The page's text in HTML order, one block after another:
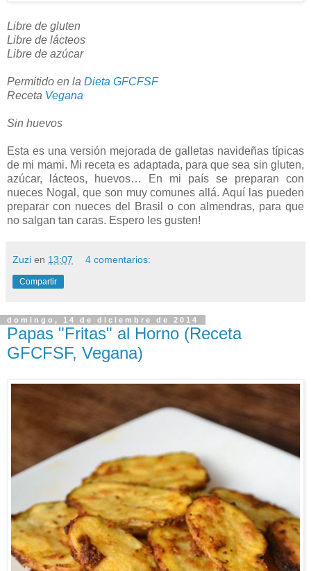
Libre de gluten
Libre de lácteos
Libre de azúcar
Permitido en la Dieta GFCFSF
Receta Vegana
Sin huevos
Esta es una versión mejorada de galletas navideñas típicas
de mi mami. Mi receta es adaptada, para que sea sin gluten,
azúcar, lácteos, huevos… En mi país se preparan con
nueces Nogal, que son muy comunes allá. Aquí las pueden
preparar con nueces del Brasil o con almendras, para que
no salgan tan caras. Espero les gusten!
Zuzi en 13:07 4 comentarios:
Compartir
domingo, 14 de diciembre de 2014
Papas "Fritas" al Horno (Receta
GFCFSF, Vegana)